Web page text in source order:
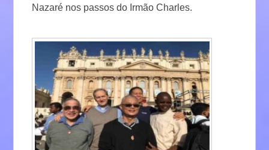
Nazaré nos passos do Irmão Charles.